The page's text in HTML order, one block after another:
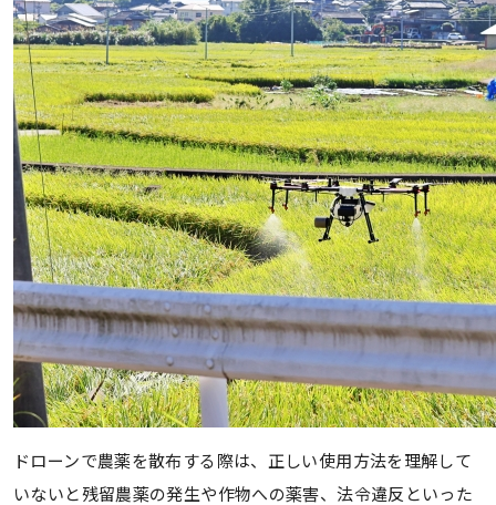
ドローンで農薬を散布する際は、正しい使用方法を理解して
いないと残留農薬の発生や作物への薬害、法令違反といった